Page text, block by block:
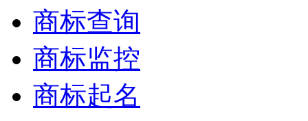
商标查询
商标监控
商标起名